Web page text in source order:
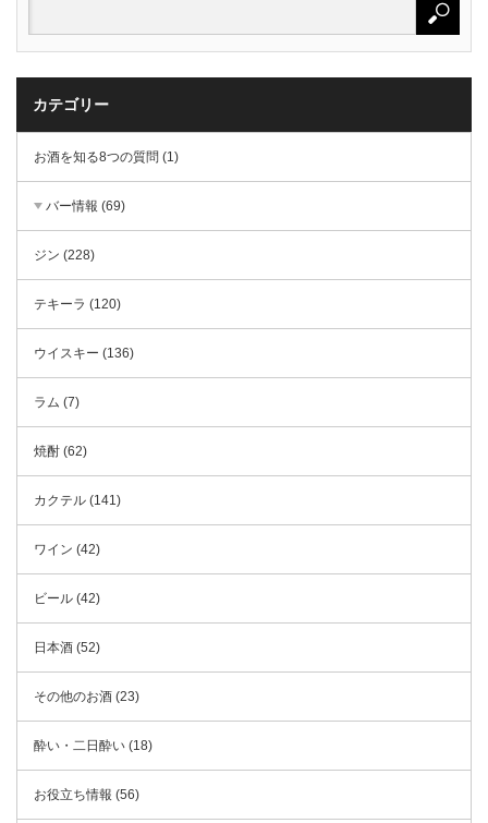
カテゴリー
お酒を知る8つの質問 (1)
バー情報 (69)
ジン (228)
テキーラ (120)
ウイスキー (136)
ラム (7)
焼酎 (62)
カクテル (141)
ワイン (42)
ビール (42)
日本酒 (52)
その他のお酒 (23)
酔い・二日酔い (18)
お役立ち情報 (56)